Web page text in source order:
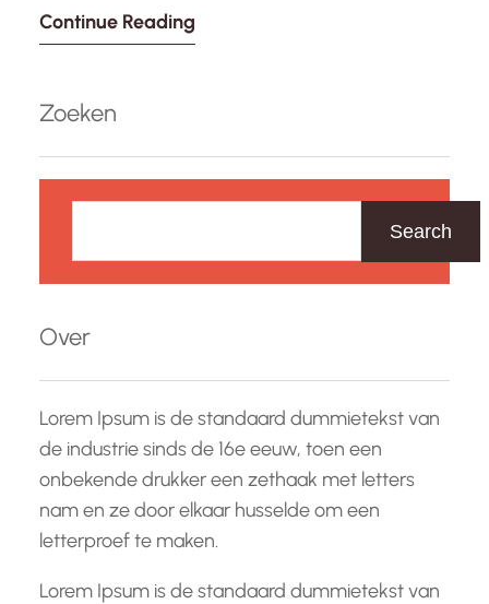
bereiken van persoonlijke groei en ontwikkeling.
verkennen van zichzelf, hun doelen en hun
uitdagingen. Hier zijn enkele coachingsvragen
Continue Reading
Zoeken
k
n
Search
Over
Lorem Ipsum is de standaard dummietekst van
de industrie sinds de 16e eeuw, toen een
onbekende drukker een zethaak met letters
nam en ze door elkaar husselde om een
letterproef te maken.
Lorem Ipsum is de standaard dummietekst van